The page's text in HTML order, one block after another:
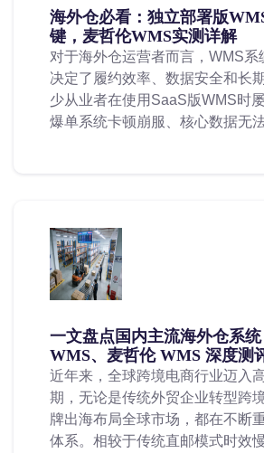
海外仓必看：独立部署版
键，麦哲伦WMS实测详解
对于海外仓运营者而言，WMS系
决定了履约效率、数据安全和长
少从业者在使用SaaS版WMS时
爆单系统卡顿崩服、核心数据无
一文盘点国内主流海外仓系
WMS、麦哲伦 WMS 深度测
近年来，全球跨境电商行业迈入
期，无论是传统外贸企业转型跨
牌出海布局全球市场，都在不断
体系。相较于传统直邮模式时效